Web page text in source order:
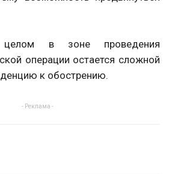
в зоне проведения
операции остается сложной
к обострению.
- Реклама -